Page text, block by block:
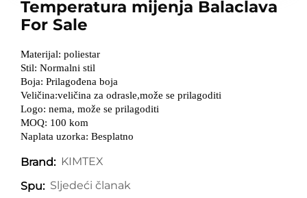
Temperatura mijenja Balaclava
For Sale
Materijal: poliestar
Stil: Normalni stil
Boja: Prilagođena boja
Veličina:veličina za odrasle,može se prilagoditi
Logo: nema, može se prilagoditi
MOQ: 100 kom
Naplata uzorka: Besplatno
Brand: KIMTEX
Spu: Sljedeći članak